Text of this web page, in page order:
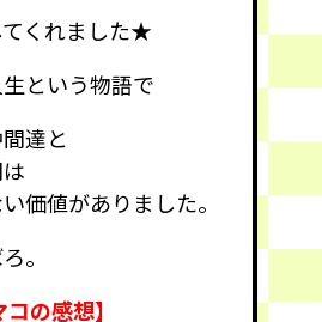
くれました★
という物語で
達と
価値がありました。
。
の感想】